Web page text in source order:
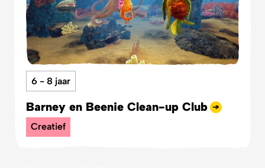
6 - 8 jaar
Barney en Beenie Clean-up Club
Creatief